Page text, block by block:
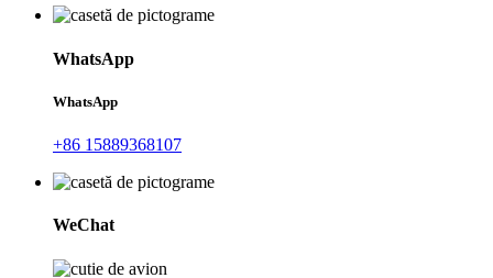
WhatsApp
WhatsApp
+86 15889368107
WeChat